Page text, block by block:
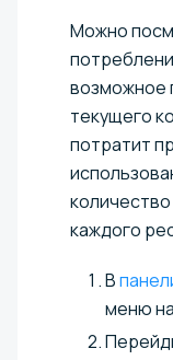
Можно
возможное
текущего
потратит
каждого
В
меню